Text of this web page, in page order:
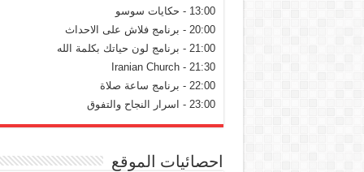
13:00 - حكايات سوسو
20:00 - برنامج فلاش على الاحداث
21:00 - برنامج لون حياتك بكلمة الله
21:30 - Iranian Church
22:00 - برنامج ساعة صلاة
23:00 - اسرار النجاح والتفوق
احصائيات الموقع